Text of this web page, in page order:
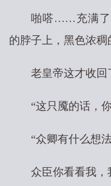
啪嗒……充满了
的脖子上，黑色浓稠
老皇帝这才收回
“这只魇的话，
“众卿有什么想
众臣你看看我，